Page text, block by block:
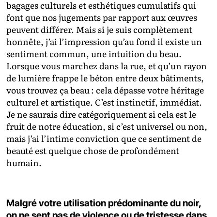
bagages culturels et esthétiques cumulatifs qui
font que nos jugements par rapport aux œuvres
peuvent différer. Mais si je suis complètement
honnête, j’ai l’impression qu’au fond il existe un
sentiment commun, une intuition du beau.
Lorsque vous marchez dans la rue, et qu’un rayon
de lumière frappe le béton entre deux bâtiments,
vous trouvez ça beau : cela dépasse votre héritage
culturel et artistique. C’est instinctif, immédiat.
Je ne saurais dire catégoriquement si cela est le
fruit de notre éducation, si c’est universel ou non,
mais j’ai l’intime conviction que ce sentiment de
beauté est quelque chose de profondément
humain.
Malgré votre utilisation prédominante du noir,